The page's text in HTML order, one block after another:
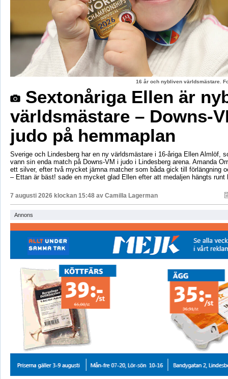
16 år och nybliven världsmästare.
Sextonåriga Ellen är
världsmästare – Downs-
judo på hemmaplan
Sverige och Lindesberg har en ny världsmästare i 16-åriga Ellen Almlöf,
vann sin enda match på Downs-VM i judo i Lindesberg arena. Amanda
ett silver, efter två mycket jämna matcher som båda gick till förlängning
– Ettan är bäst! sade en mycket glad Ellen efter att medaljen hängts runt
7 augusti 2026 klockan 15:48 av Camilla Lagerman
Annons